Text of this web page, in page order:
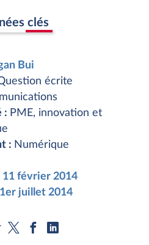
clés
Bui
écrite
: PME, innovation et
: Numérique
11 février 2014
1er juillet 2014